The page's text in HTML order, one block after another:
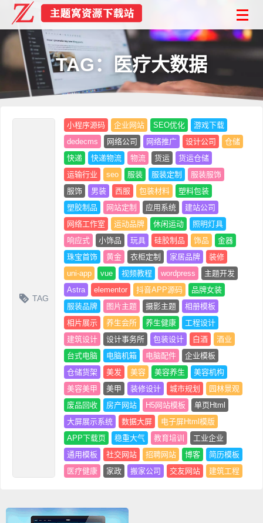
TAG：医疗大数据
TAG
小程序源码 企业网站 SEO优化
游戏下载
dedecms
网络公司 网络推广 设计公司
仓储
快递
快递物流 物流 货运
货运仓储
运输行业
seo 服装 服装定制
服装服饰
服饰
男装 西服 包装材料
塑料包装
塑胶制品
网站定制 应用系统
建站公司
网络工作室
运动品牌 休闲运动
照明灯具
响应式
小饰品 玩具 硅胶制品 饰品
金器
珠宝首饰
黄金 衣柜定制 家居品牌
装修
uni-app
vue 视频教程 wordpress
主题开发
Astra
elementor 抖音APP源码
品牌女装
服装品牌
图片主题 摄影主题
相册模板
相片展示
养生会所 养生健康
工程设计
建筑设计
设计事务所 包装设计 白酒
酒业
台式电脑
电脑机箱 电脑配件
企业模板
仓储货架
美发 美容 美容养生
美容机构
美容美甲
美甲 装修设计 城市规划
园林景观
废品回收
房产网站 H5网站模板
单页Html
大屏展示系统
数据大屏
电子屏Html模版
APP下载页
稳重大气 教育培训
工业企业
通用模板
社交网站 招聘网站 博客
简历模板
医疗健康
家政 搬家公司 交友网站 建筑工程